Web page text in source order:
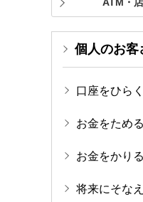
個人のお客
口座をひらく
お金をため
お金をかりる
将来にそな